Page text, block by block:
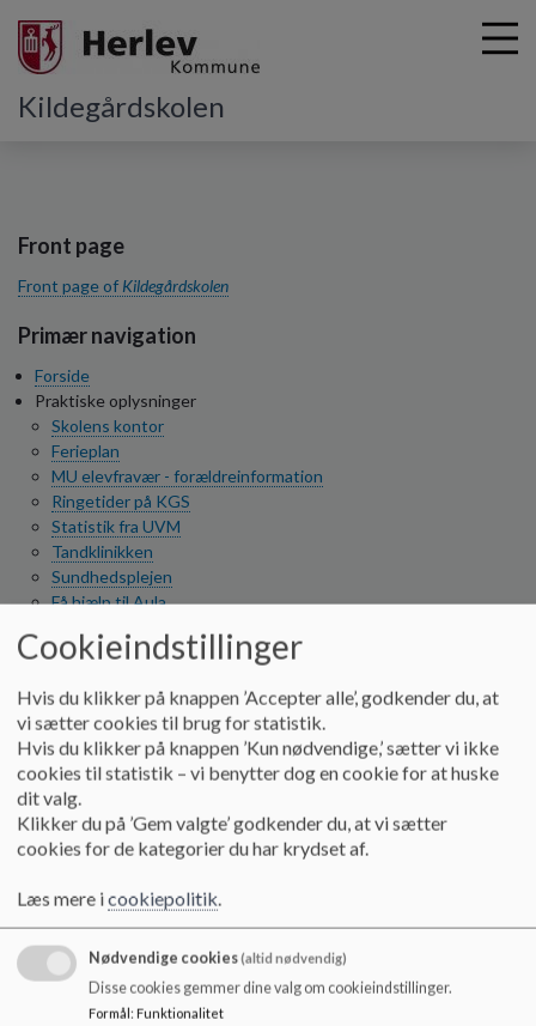
Kildegårdskolen
Front page
Front page of Kildegårdskolen
Primær navigation
Forside
Praktiske oplysninger
Skolens kontor
Ferieplan
MU elevfravær - forældreinformation
Ringetider på KGS
Statistik fra UVM
Tandklinikken
Sundhedsplejen
Få hjælp til Aula
Skolemælk
Vores skole
Kildegårdskolens værdier
KGS - en rettighedsskole
Udskoling
SFO/Klub
Kildegårdskolens trivselspolitik
Åben anonym Rådgivning til børn og Unge og deres forældre i
NEST-inspireret klasse
Sorgplan 2025
Skolebestyrelsen
Medlemmer af skolebestyrelsen
Skolebestyrelsens principper
Cookieindstillinger
Hvis du klikker på knappen ’Accepter alle’, godkender du, at
vi sætter cookies til brug for statistik.
Hvis du klikker på knappen ’Kun nødvendige,’ sætter vi ikke
cookies til statistik – vi benytter dog en cookie for at huske
dit valg.
Klikker du på ’Gem valgte’ godkender du, at vi sætter
cookies for de kategorier du har krydset af.
Læs mere icookiepolitik.
Nødvendige cookies(altid nødvendig)
Disse cookies gemmer dine valg om cookieindstillinger.
Formål: Funktionalitet